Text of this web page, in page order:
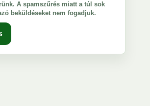
A spamszűrés miatt a túl sok
beküldéseket nem fogadjuk.